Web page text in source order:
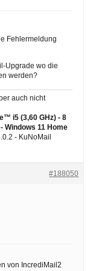
Fehlermeldung
Upgrade wo die
werden?
auch nicht
i5 (3,60 GHz) - 8
Windows 11 Home
- KuNoMail
#188050
von IncrediMail2